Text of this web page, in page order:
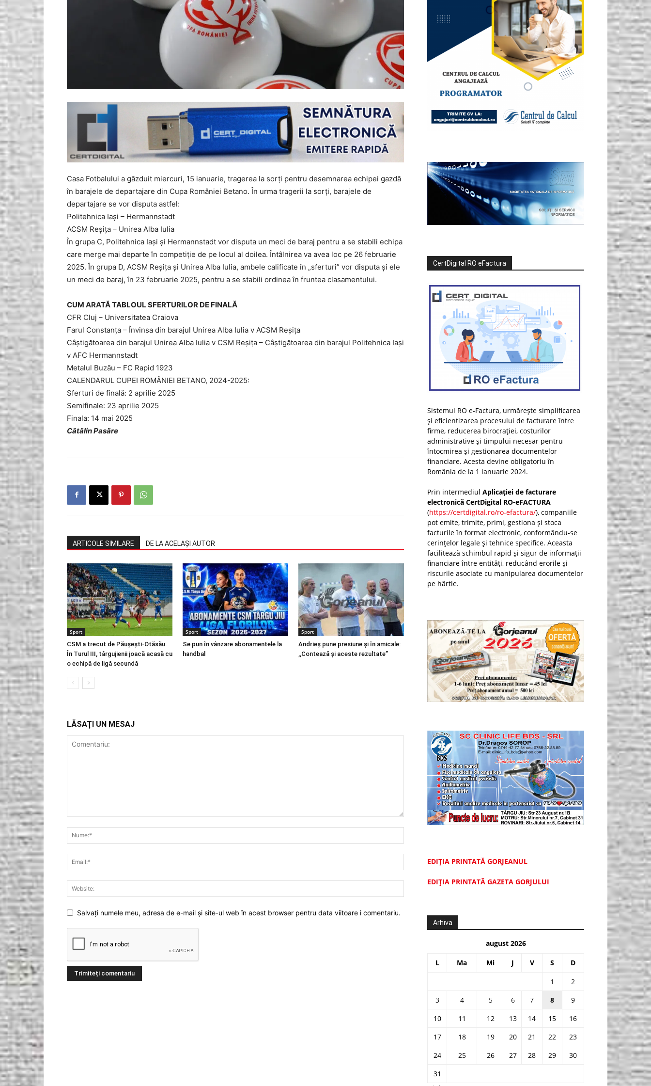
Casa Fotbalului a găzduit miercuri, 15 ianuarie, tragerea la sorți pentru desemnarea echipei gazdă
în barajele de departajare din Cupa României Betano. În urma tragerii la sorți, barajele de
departajare se vor disputa astfel:
Politehnica Iași – Hermannstadt
ACSM Reșița – Unirea Alba Iulia
În grupa C, Politehnica Iași și Hermannstadt vor disputa un meci de baraj pentru a se stabili echipa
care merge mai departe în competiție de pe locul al doilea. Întâlnirea va avea loc pe 26 februarie
2025. În grupa D, ACSM Reșița și Unirea Alba Iulia, ambele calificate în „sferturi” vor disputa și ele
un meci de baraj, în 23 februarie 2025, pentru a se stabili ordinea în fruntea clasamentului.
CUM ARATĂ TABLOUL SFERTURILOR DE FINALĂ
CFR Cluj – Universitatea Craiova
Farul Constanța – Învinsa din barajul Unirea Alba Iulia v ACSM Reșița
Câştigătoarea din barajul Unirea Alba Iulia v CSM Reșița – Câştigătoarea din barajul Politehnica Iași
v AFC Hermannstadt
Metalul Buzău – FC Rapid 1923
CALENDARUL CUPEI ROMÂNIEI BETANO, 2024-2025:
Sferturi de finală: 2 aprilie 2025
Semifinale: 23 aprilie 2025
Finala: 14 mai 2025
Cătălin Pasăre
ARTICOLE SIMILARE DE LA ACELAȘI AUTOR
Sport
CSM a trecut de Păușești-Otăsău.
În Turul III, târgujienii joacă acasă cu
o echipă de ligă secundă
Sport
Se pun în vânzare abonamentele la
handbal
Sport
Andrieș pune presiune și în amicale:
,,Contează și aceste rezultate”
LĂSAȚI UN MESAJ
Salvați numele meu, adresa de e-mail și site-ul web în acest browser pentru data viitoare i comentariu.
CertDigital RO eFactura
Sistemul RO e-Factura, urmărește simplificarea
și eficientizarea procesului de facturare între
firme, reducerea birocrației, costurilor
administrative și timpului necesar pentru
întocmirea și gestionarea documentelor
financiare. Acesta devine obligatoriu în
România de la 1 ianuarie 2024.
Prin intermediul Aplicației de facturare
electronică CertDigital RO-eFACTURA
(https://certdigital.ro/ro-efactura/), companiile
pot emite, trimite, primi, gestiona și stoca
facturile în format electronic, conformându-se
cerințelor legale și tehnice specifice. Aceasta
facilitează schimbul rapid și sigur de informații
financiare între entități, reducând erorile și
riscurile asociate cu manipularea documentelor
pe hârtie.
EDIȚIA PRINTATĂ GORJEANUL
EDIŢIA PRINTATĂ GAZETA GORJULUI
Arhiva
august 2026
L Ma Mi J V S D
1
2
3
4 5 6 7 8
9
10
11 12 13 14 15
16
17
18 19 20 21 22
23
24
25 26 27 28 29
30
31